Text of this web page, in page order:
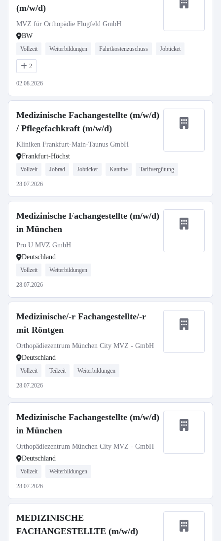
(m/w/d)
MVZ für Orthopädie Flugfeld GmbH
BW
Vollzeit Weiterbildungen Fahrtkostenzuschuss Jobticket
2
02.08.2026
Medizinische Fachangestellte (m/w/d)
/ Pflegefachkraft (m/w/d)
Kliniken Frankfurt-Main-Taunus GmbH
Frankfurt-Höchst
Vollzeit Jobrad Jobticket Kantine Tarifvergütung
28.07.2026
Medizinische Fachangestellte (m/w/d)
in München
Pro U MVZ GmbH
Deutschland
Vollzeit Weiterbildungen
28.07.2026
Medizinische/-r Fachangestellte/-r
mit Röntgen
Orthopädiezentrum München City MVZ - GmbH
Deutschland
Vollzeit Teilzeit Weiterbildungen
28.07.2026
Medizinische Fachangestellte (m/w/d)
in München
Orthopädiezentrum München City MVZ - GmbH
Deutschland
Vollzeit Weiterbildungen
28.07.2026
MEDIZINISCHE
FACHANGESTELLTE (m/w/d)